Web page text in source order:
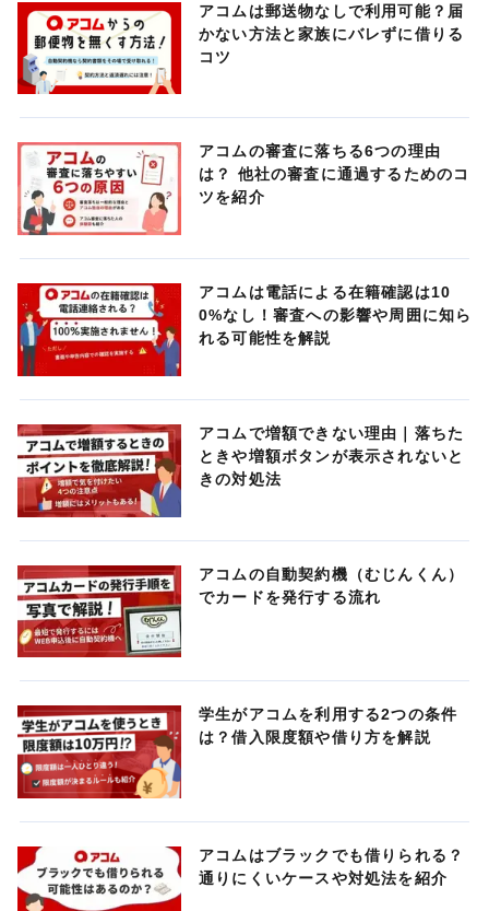
アコムは郵送物なしで利用可能？届
かない方法と家族にバレずに借りる
コツ
アコムの審査に落ちる6つの理由
は？ 他社の審査に通過するためのコ
ツを紹介
アコムは電話による在籍確認は10
0%なし！審査への影響や周囲に知ら
れる可能性を解説
アコムで増額できない理由｜落ちた
ときや増額ボタンが表示されないと
きの対処法
アコムの自動契約機（むじんくん）
でカードを発行する流れ
学生がアコムを利用する2つの条件
は？借入限度額や借り方を解説
アコムはブラックでも借りられる？
通りにくいケースや対処法を紹介